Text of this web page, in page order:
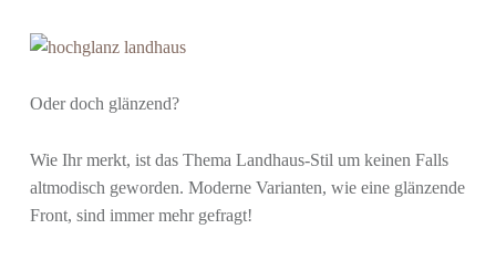
Oder doch glänzend?
Wie Ihr merkt, ist das Thema Landhaus-Stil um keinen Falls
altmodisch geworden. Moderne Varianten, wie eine glänzende
Front, sind immer mehr gefragt!